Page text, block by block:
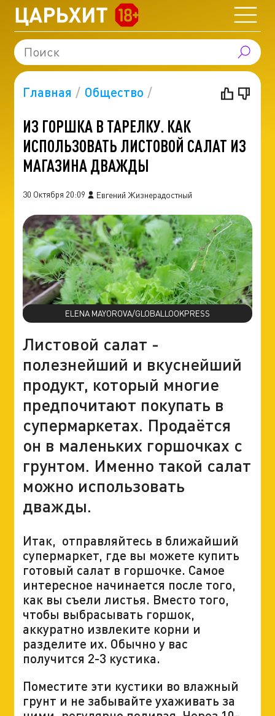
Главная Общество
ИЗ ГОРШКА В ТАРЕЛКУ. КАК
ИСПОЛЬЗОВАТЬ ЛИСТОВОЙ САЛАТ ИЗ
МАГАЗИНА ДВАЖДЫ
30 Октября 20:09 Евгений Жизнерадостный
ELENA MAYOROVA/GLOBALLOOKPRESS
Листовой салат -
полезнейший и вкуснейший
продукт, который многие
предпочитают покупать в
супермаркетах. Продаётся
он в маленьких горшочках с
грунтом. Именно такой салат
можно использовать
дважды.
Итак, отправляйтесь в ближайший
супермаркет, где вы можете купить
готовый салат в горшочке. Самое
интересное начинается после того,
как вы съели листья. Вместо того,
чтобы выбрасывать горшок,
аккуратно извлеките корни и
разделите их. Обычно у вас
получится 2-3 кустика.
Поместите эти кустики во влажный
грунт и не забывайте ухаживать за